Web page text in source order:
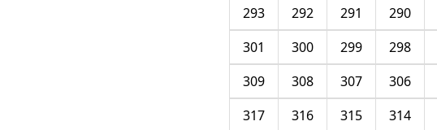
290
291
292
293
298
299
300
301
306
307
308
309
314
315
316
317